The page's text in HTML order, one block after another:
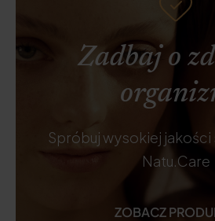
Zadbaj o
Spróbuj wysokiej
Natu.Care
ZOBACZ